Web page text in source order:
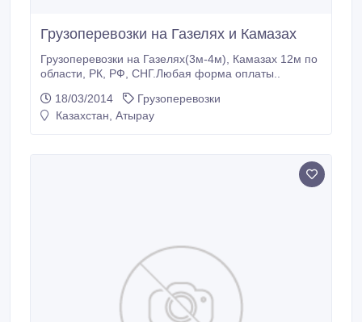
Грузоперевозки на Газелях и Камазах
Грузоперевозки на Газелях(3м-4м), Камазах 12м по
области, РК, РФ, СНГ.Любая форма оплаты..
18/03/2014
Грузоперевозки
Казахстан, Атырау